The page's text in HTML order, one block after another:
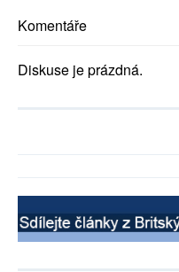
Komentáře
Diskuse je prázdná.